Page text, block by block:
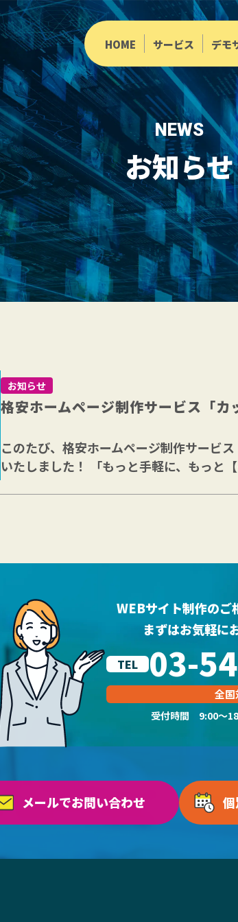
HOME サービス デモ
NEWS
お知らせ
お知らせ
格安ホームページ制作サービス「カ
このたび、格安ホームページ制作サービ
いたしました！ 「もっと手軽に、もっと
WEBサイト制作のご
まずはお気軽に
TEL 03-
全国
受付時間 9:00～
メールでお問い合わせ 個